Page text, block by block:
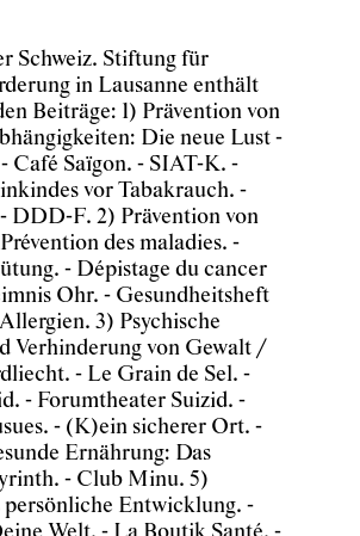
Schweiz. Stiftung für
in Lausanne enthält
Beiträge: 1) Prävention von
Die neue Lust -
Café Saïgon. - SIAT-K. -
vor Tabakrauch. -
- DDD-F. 2) Prävention von
des maladies. -
- Dépistage du cancer
Ohr. - Gesundheitsheft
3) Psychische
Verhinderung von Gewalt /
- Le Grain de Sel. -
- Forumtheater Suizid. -
- (K)ein sicherer Ort. -
Ernährung: Das
- Club Minu. 5)
persönliche Entwicklung. -